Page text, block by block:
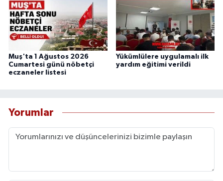
Muş'ta 1 Ağustos 2026
Cumartesi günü nöbetçi
eczaneler listesi
Yükümlülere uygulamalı ilk
yardım eğitimi verildi
Yorumlar